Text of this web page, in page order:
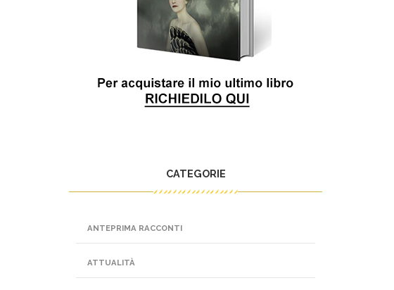
CATEGORIE
ANTEPRIMA RACCONTI
ATTUALITÀ